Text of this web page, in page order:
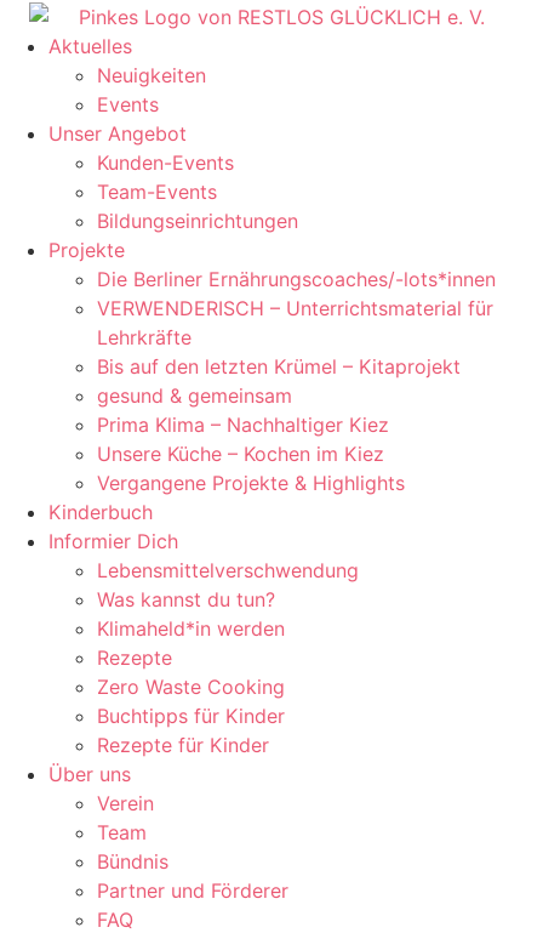
Aktuelles
Neuigkeiten
Events
Unser Angebot
Kunden-Events
Team-Events
Bildungseinrichtungen
Projekte
Die Berliner Ernährungscoaches/-lots*innen
VERWENDERISCH – Unterrichtsmaterial für
Lehrkräfte
Bis auf den letzten Krümel – Kitaprojekt
gesund & gemeinsam
Prima Klima – Nachhaltiger Kiez
Unsere Küche – Kochen im Kiez
Vergangene Projekte & Highlights
Kinderbuch
Informier Dich
Lebensmittelverschwendung
Was kannst du tun?
Klimaheld*in werden
Rezepte
Zero Waste Cooking
Buchtipps für Kinder
Rezepte für Kinder
Über uns
Verein
Team
Bündnis
Partner und Förderer
FAQ